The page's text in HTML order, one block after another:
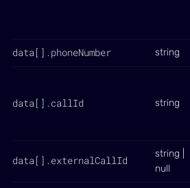
data[].phoneNumber string
data[].callId string
data[].externalCallId
string |
null